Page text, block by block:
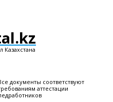
Казахстана
документы соответствуют
аттестации